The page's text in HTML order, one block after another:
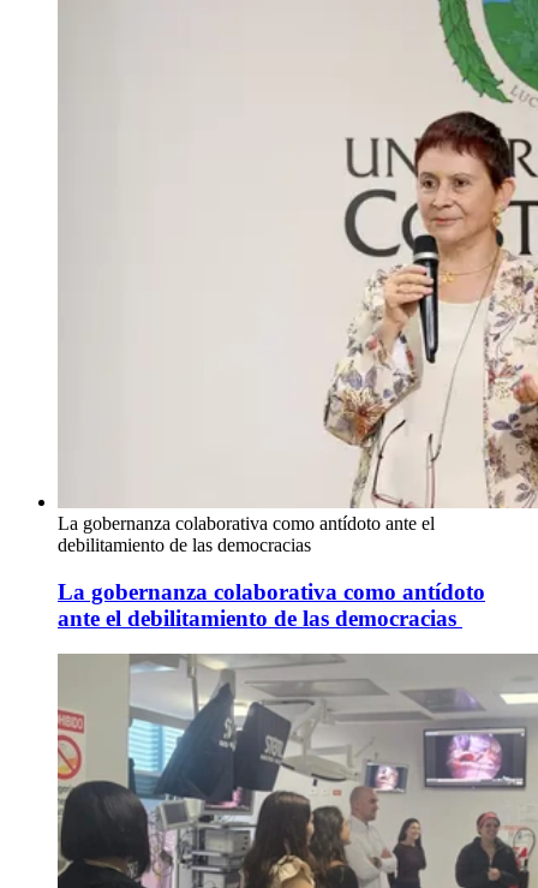
La gobernanza colaborativa como antídoto ante el
debilitamiento de las democracias
La gobernanza colaborativa como antídoto
ante el debilitamiento de las democracias